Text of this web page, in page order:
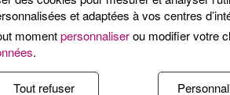
Patrick
Président
« Ce projet
stratégique de
et adaptées à vos centres
momentpersonnaliserou modifier votre
.
Tout refuser